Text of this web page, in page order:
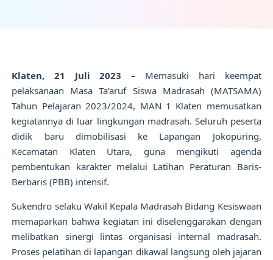
Klaten, 21 Juli 2023 – Memasuki hari keempat
pelaksanaan Masa Ta’aruf Siswa Madrasah (MATSAMA)
Tahun Pelajaran 2023/2024, MAN 1 Klaten memusatkan
kegiatannya di luar lingkungan madrasah. Seluruh peserta
didik baru dimobilisasi ke Lapangan Jokopuring,
Kecamatan Klaten Utara, guna mengikuti agenda
pembentukan karakter melalui Latihan Peraturan Baris-
Berbaris (PBB) intensif.
Sukendro selaku Wakil Kepala Madrasah Bidang Kesiswaan
memaparkan bahwa kegiatan ini diselenggarakan dengan
melibatkan sinergi lintas organisasi internal madrasah.
Proses pelatihan di lapangan dikawal langsung oleh jajaran